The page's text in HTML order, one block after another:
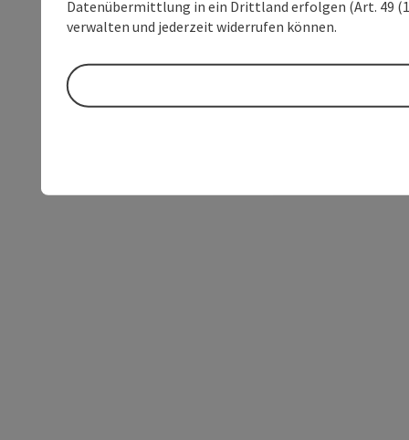
Datenübermittlung in ein Drittland erfolgen (Art. 49
verwalten und jederzeit widerrufen können.